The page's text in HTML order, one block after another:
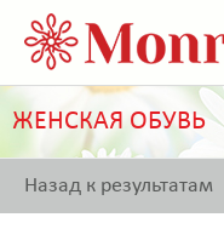
ЖЕНСКАЯ ОБУВЬ
Назад к результатам